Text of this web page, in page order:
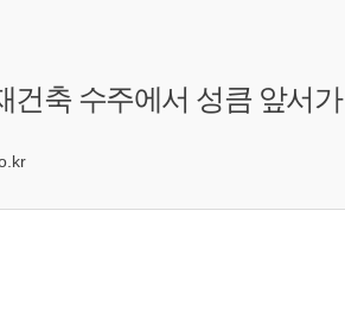
건축 수주에서 성큼 앞서가